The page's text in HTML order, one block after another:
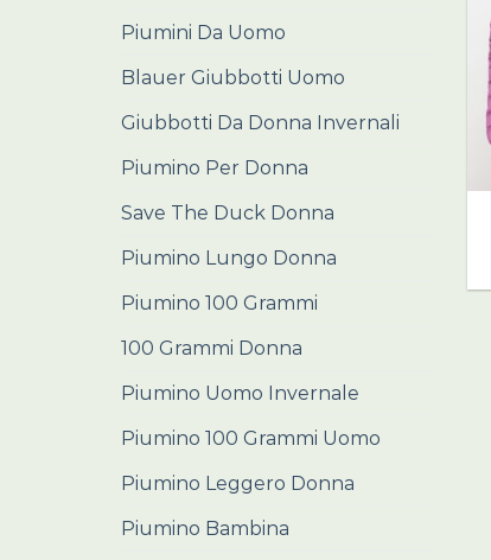
Piumini Da Uomo
Blauer Giubbotti Uomo
Giubbotti Da Donna Invernali
Piumino Per Donna
Save The Duck Donna
Piumino Lungo Donna
Piumino 100 Grammi
100 Grammi Donna
Piumino Uomo Invernale
Piumino 100 Grammi Uomo
Piumino Leggero Donna
Piumino Bambina